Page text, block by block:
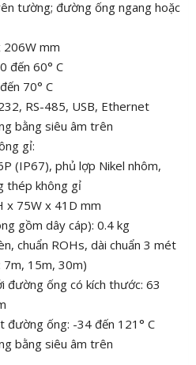
tường; đường ống ngang hoặc
mm
đến 60° C
70° C
RS-485, USB, Ethernet
bằng siêu âm trên
gỉ:
(IP67), phủ lợp Nikel nhôm,
thép không gỉ
x 75W x 41D mm
gồm dây cáp): 0.4 kg
chuẩn ROHs, dài chuẩn 3 mét
7m, 15m, 30m)
đường ống có kích thước: 63
đường ống: -34 đến 121° C
bằng siêu âm trên